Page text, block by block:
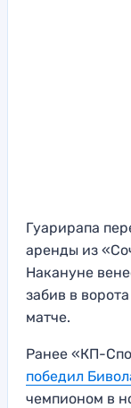
Гуарирапа
аренды из
Накануне
забив в
матче.
Ранее «КП-
победил
чемпионом в